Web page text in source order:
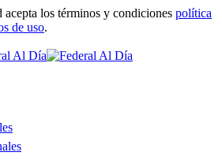
los términos y condiciones política
de uso.